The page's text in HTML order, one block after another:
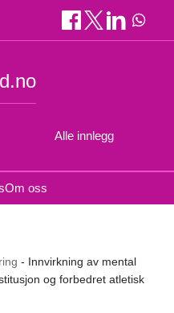
Alle innlegg
Om oss
- Innvirkning av mental
og forbedret atletisk